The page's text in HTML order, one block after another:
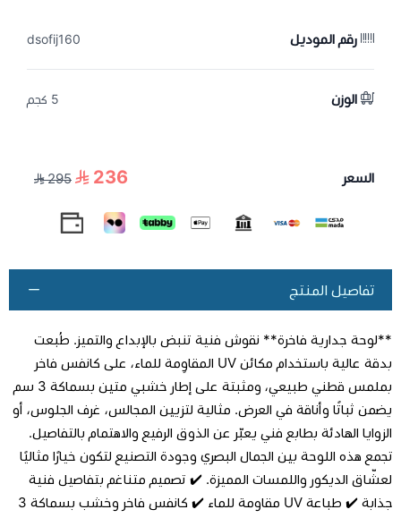
رقم الموديل dsofij160
الوزن 5 كجم
السعر 236
295
تفاصيل المنتج
**لوحة جدارية فاخرة** نقوش فنية تنبض بالإبداع والتميز. طُبعت
بدقة عالية باستخدام مكائن UV المقاوِمة للماء، على كانفس فاخر
بملمس قطني طبيعي، ومثبتة على إطار خشبي متين بسماكة 3 سم
يضمن ثباتًا وأناقة في العرض. مثالية لتزيين المجالس، غرف الجلوس، أو
الزوايا الهادئة بطابع فني يعبّر عن الذوق الرفيع والاهتمام بالتفاصيل.
تجمع هذه اللوحة بين الجمال البصري وجودة التصنيع لتكون خيارًا مثاليًا
لعشّاق الديكور واللمسات المميزة. ✔️ تصميم متناغم بتفاصيل فنية
جذابة ✔️ طباعة UV مقاومة للماء ✔️ كانفس فاخر وخشب بسماكة 3